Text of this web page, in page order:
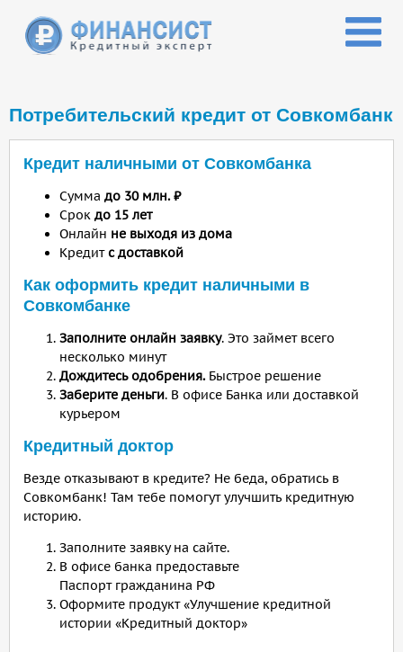
Потребительский кредит от Совкомбанк
Кредит наличными от Совкомбанка
Сумма до 30 млн. ₽
Срок до 15 лет
Онлайн не выходя из дома
Кредитс доставкой
Как оформить кредит наличными в
Совкомбанке
Заполните онлайн заявку. Это займет всего
несколько минут
Дождитесь одобрения.Быстрое решение
Заберите деньги. В офисе Банка или доставкой
курьером
Кредитный доктор
Везде отказывают в кредите? Не беда, обратись в
Совкомбанк! Там тебе помогут улучшить кредитную
историю.
Заполните заявку на сайте.
В офисе банка предоставьте
Паспорт гражданина РФ
Оформите продукт «Улучшение кредитной
истории «Кредитный доктор»